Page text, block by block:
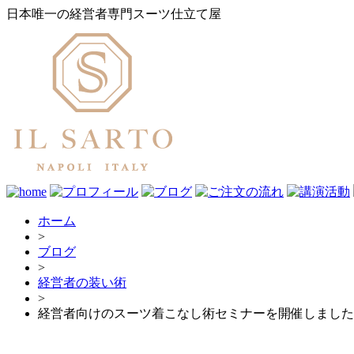
日本唯一の経営者専門スーツ仕立て屋
ホーム
>
ブログ
>
経営者の装い術
>
経営者向けのスーツ着こなし術セミナーを開催しまし